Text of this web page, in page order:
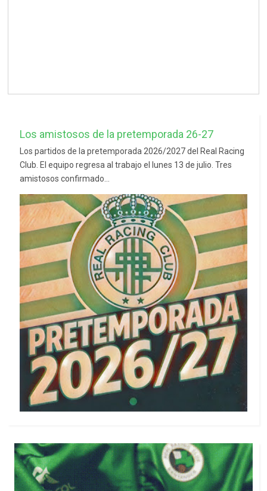
Los amistosos de la pretemporada 26-27
Los partidos de la pretemporada 2026/2027 del Real Racing
Club. El equipo regresa al trabajo el lunes 13 de julio. Tres
amistosos confirmado...